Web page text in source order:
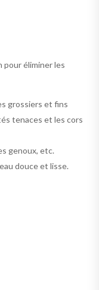
pour éliminer les
grossiers et fins
tenaces et les cors
genoux, etc.
douce et lisse.